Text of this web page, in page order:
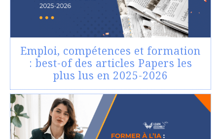
Emploi, compétences et formation
: best-of des articles Papers les
plus lus en 2025-2026